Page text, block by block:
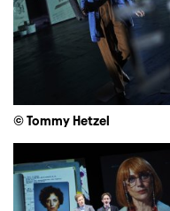
© Tommy Hetzel